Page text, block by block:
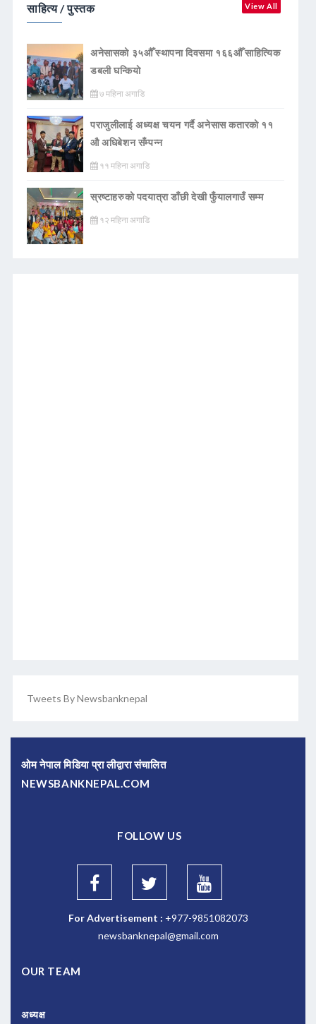
साहित्य / पुस्तक View All
अनेसासको ३५औँ स्थापना दिवसमा १६६औँ साहित्यिक
डबली घन्कियाे
७ महिना अगाडि
पराजुलीलाई अध्यक्ष चयन गर्दै अनेसास कतारको ११
औ अधिबेशन सँम्पन्न
११ महिना अगाडि
स्रष्टाहरुको पदयात्रा डाँछी देखी फुँयालगाउँ सम्म
१२ महिना अगाडि
Tweets By Newsbanknepal
ओम नेपाल मिडिया प्रा लीद्वारा संचालित
NEWSBANKNEPAL.COM
FOLLOW US
For Advertisement : +977-9851082073
newsbanknepal@gmail.com
OUR TEAM
अध्यक्ष